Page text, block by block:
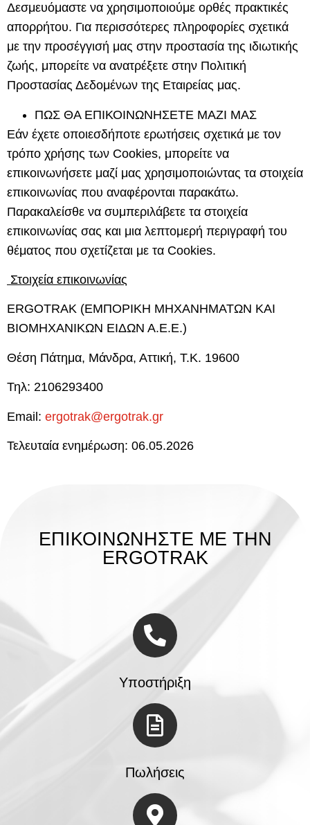
Δεσμευόμαστε να χρησιμοποιούμε ορθές πρακτικές
απορρήτου. Για περισσότερες πληροφορίες σχετικά
με την προσέγγισή μας στην προστασία της ιδιωτικής
ζωής, μπορείτε να ανατρέξετε στην Πολιτική
Προστασίας Δεδομένων της Εταιρείας μας.
ΠΩΣ ΘΑ ΕΠΙΚΟΙΝΩΝΗΣΕΤΕ ΜΑΖΙ ΜΑΣ
Εάν έχετε οποιεσδήποτε ερωτήσεις σχετικά με τον
τρόπο χρήσης των Cookies, μπορείτε να
επικοινωνήσετε μαζί μας χρησιμοποιώντας τα στοιχεία
επικοινωνίας που αναφέρονται παρακάτω.
Παρακαλείσθε να συμπεριλάβετε τα στοιχεία
επικοινωνίας σας και μια λεπτομερή περιγραφή του
θέματος που σχετίζεται με τα Cookies.
Στοιχεία επικοινωνίας
ERGOTRAK (ΕΜΠΟΡΙΚΗ ΜΗΧΑΝΗΜΑΤΩΝ ΚΑΙ
ΒΙΟΜΗΧΑΝΙΚΩΝ ΕΙΔΩΝ Α.Ε.Ε.)
Θέση Πάτημα, Μάνδρα, Αττική, Τ.Κ. 19600
Τηλ: 2106293400
Email: ergotrak@ergotrak.gr
Τελευταία ενημέρωση: 06.05.2026
ΕΠΙΚΟΙΝΩΝΗΣΤΕ ΜΕ ΤΗΝ
ERGOTRAK
Υποστήριξη
Πωλήσεις